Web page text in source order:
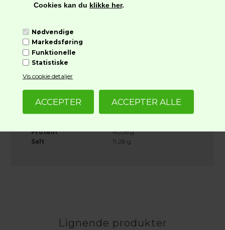
Cookies kan du klikke her.
Nødvendige
Markedsføring
Funktionelle
Statistiske
Vis cookie detaljer
Nettoindhold:
Næringsindhold pr. 100 g
Energi
Fedt
Kulhydrat
18,57 g
Heraf sukkerarter
6,22 g
Protein
40,55 g
Salt
11,28 g
Lignende produkter